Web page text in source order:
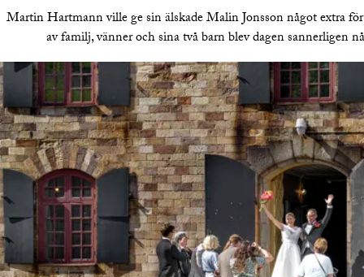
Martin Hartmann ville ge sin älskade Malin Jonsson något extra
av familj, vänner och sina två barn blev dagen sannerligen